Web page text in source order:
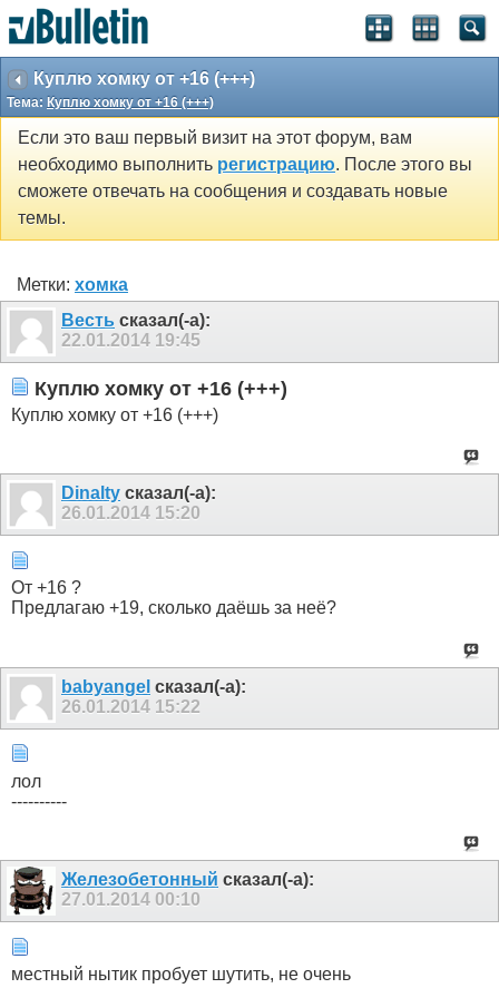
Куплю хомку от +16 (+++)
Тема: Куплю хомку от +16 (+++)
Если это ваш первый визит на этот форум, вам
необходимо выполнить регистрацию. После этого вы
сможете отвечать на сообщения и создавать новые
темы.
Метки: хомка
Весть сказал(-а):
22.01.2014 19:45
Куплю хомку от +16 (+++)
Куплю хомку от +16 (+++)
Dinalty сказал(-а):
26.01.2014 15:20
От +16 ?
Предлагаю +19, сколько даёшь за неё?
babyangel сказал(-а):
26.01.2014 15:22
лол
----------
Железобетонный сказал(-а):
27.01.2014 00:10
местный нытик пробует шутить, не очень